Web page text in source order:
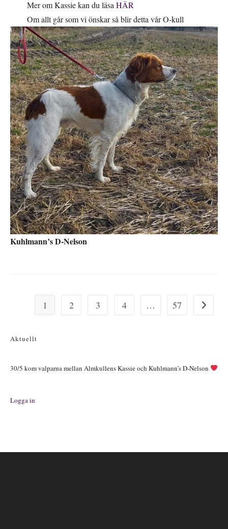
Mer om Kassie kan du läsa HÄR
Om allt går som vi önskar så blir detta vår O-kull
Kuhlmann’s D-Nelson
1 2 3 4 … 57 Gå till
Aktuellt
30/5 kom valparna mellan Almkullens Kassie och Kuhlmann’s D-Nelson
Logga in